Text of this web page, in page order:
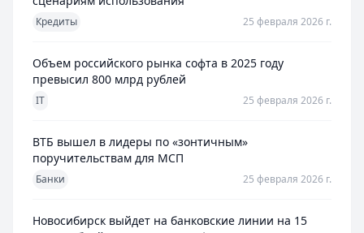
Кредиты 25 февраля 2026 г.
Объем российского рынка софта в 2025 году
превысил 800 млрд рублей
IT 25 февраля 2026 г.
ВТБ вышел в лидеры по «зонтичным»
поручительствам для МСП
Банки 25 февраля 2026 г.
Новосибирск выйдет на банковские линии на 15